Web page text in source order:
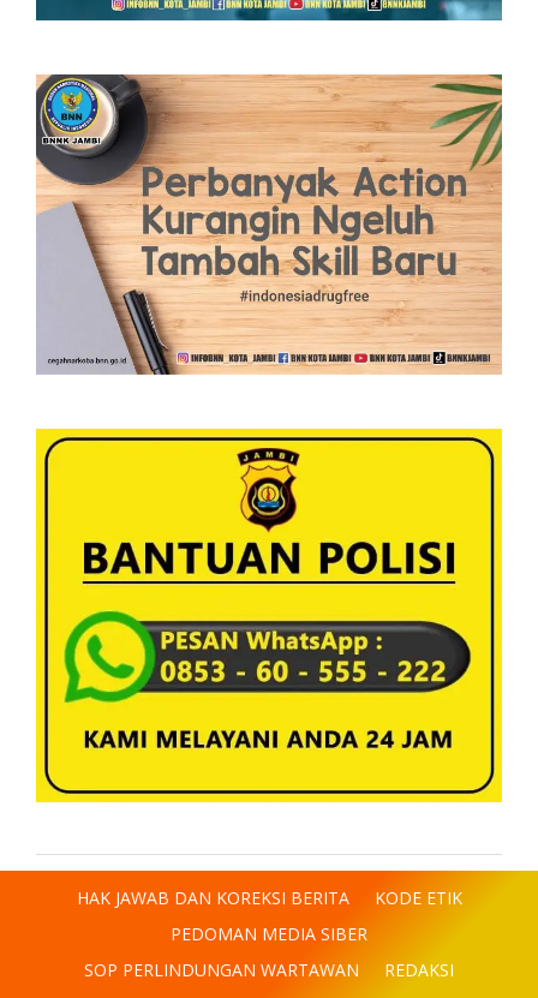
HAK JAWAB DAN KOREKSI BERITA
KODE ETIK
PEDOMAN MEDIA SIBER
SOP PERLINDUNGAN WARTAWAN
REDAKSI